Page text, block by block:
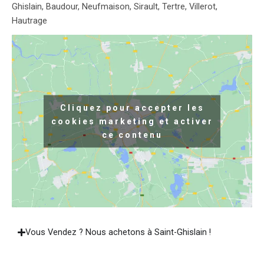
Ghislain, Baudour, Neufmaison, Sirault, Tertre, Villerot,
Hautrage
Cliquez pour accepter les
cookies marketing et activer
ce contenu
Vous Vendez ? Nous achetons à Saint-Ghislain !